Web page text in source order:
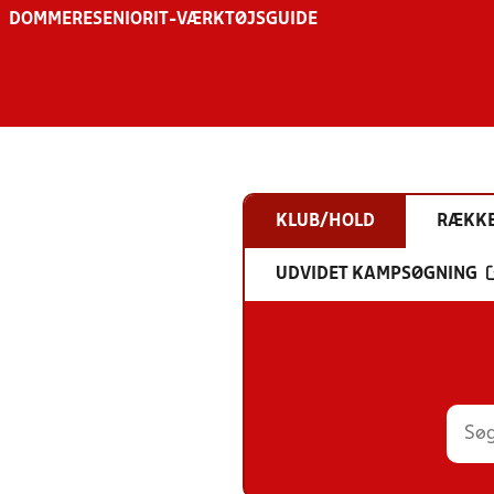
DOMMERESENIOR IT-VÆRKTØJSGUIDE
KLUB/HOLD
UDVIDET KAMPSØGNING